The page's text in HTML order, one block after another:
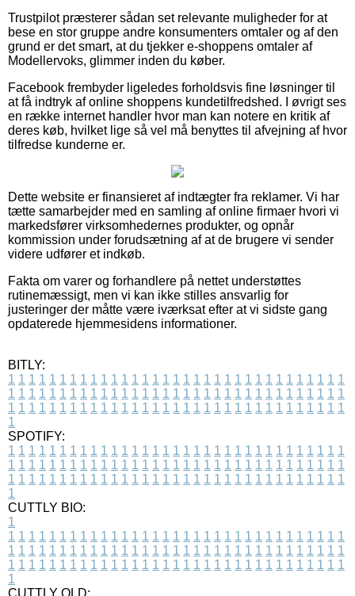
Trustpilot præsterer sådan set relevante muligheder for at
bese en stor gruppe andre konsumenters omtaler og af den
grund er det smart, at du tjekker e-shoppens omtaler af
Modellervoks, glimmer inden du køber.
Facebook frembyder ligeledes forholdsvis fine løsninger til
at få indtryk af online shoppens kundetilfredshed. I øvrigt ses
en række internet handler hvor man kan notere en kritik af
deres køb, hvilket lige så vel må benyttes til afvejning af hvor
tilfredse kunderne er.
Dette website er finansieret af indtægter fra reklamer. Vi har
tætte samarbejder med en samling af online firmaer hvori vi
markedsfører virksomhedernes produkter, og opnår
kommission under forudsætning af at de brugere vi sender
videre udfører et indkøb.
Fakta om varer og forhandlere på nettet understøttes
rutinemæssigt, men vi kan ikke stilles ansvarlig for
justeringer der måtte være iværksat efter at vi sidste gang
opdaterede hjemmesidens informationer.
BITLY:
1 1 1 1 1 1 1 1 1 1 1 1 1 1 1 1 1 1 1 1 1 1 1 1 1 1 1 1 1 1 1 1 1
1 1 1 1 1 1 1 1 1 1 1 1 1 1 1 1 1 1 1 1 1 1 1 1 1 1 1 1 1 1 1 1 1
1 1 1 1 1 1 1 1 1 1 1 1 1 1 1 1 1 1 1 1 1 1 1 1 1 1 1 1 1 1 1 1 1
1
SPOTIFY:
1 1 1 1 1 1 1 1 1 1 1 1 1 1 1 1 1 1 1 1 1 1 1 1 1 1 1 1 1 1 1 1 1
1 1 1 1 1 1 1 1 1 1 1 1 1 1 1 1 1 1 1 1 1 1 1 1 1 1 1 1 1 1 1 1 1
1 1 1 1 1 1 1 1 1 1 1 1 1 1 1 1 1 1 1 1 1 1 1 1 1 1 1 1 1 1 1 1 1
1
CUTTLY BIO:
1
1 1 1 1 1 1 1 1 1 1 1 1 1 1 1 1 1 1 1 1 1 1 1 1 1 1 1 1 1 1 1 1 1
1 1 1 1 1 1 1 1 1 1 1 1 1 1 1 1 1 1 1 1 1 1 1 1 1 1 1 1 1 1 1 1 1
1 1 1 1 1 1 1 1 1 1 1 1 1 1 1 1 1 1 1 1 1 1 1 1 1 1 1 1 1 1 1 1 1
1
CUTTLY OLD: